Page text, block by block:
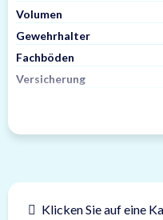
Volumen
Gewehrhalter
Fachböden
Versicherung
Klicken Sie auf eine